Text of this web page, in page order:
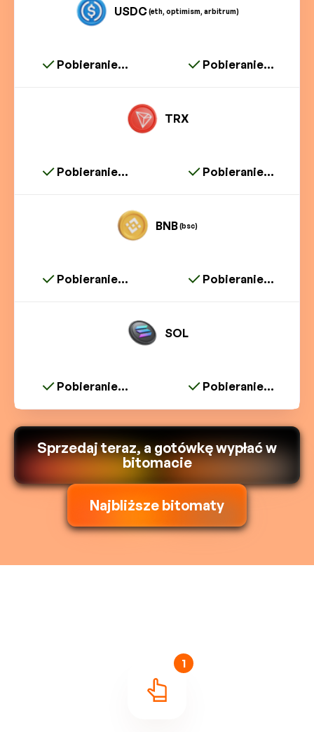
USDC(eth, optimism, arbitrum)
Pobieranie... Pobieranie...
TRX
Pobieranie... Pobieranie...
BNB(bsc)
Pobieranie... Pobieranie...
SOL
Pobieranie... Pobieranie...
Sprzedaj teraz, a gotówkę wypłać w
bitomacie
Najbliższe bitomaty
1